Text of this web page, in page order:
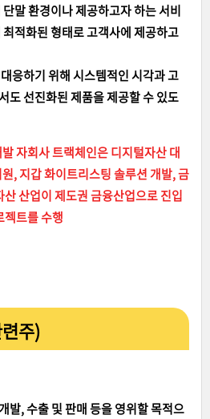
말 환경이나 제공하고자 하는 서비
적화된 형태로 고객사에 제공하고
응하기 위해 시스템적인 시각과 고
도 선진화된 제품을 제공할 수 있도
자회사 트랙체인은 디지털자산 대
, 지갑 화이트리스팅 솔루션 개발, 금
산업이 제도권 금융산업으로 진입
젝트를 수행
주)
발, 수출 및 판매 등을 영위할 목적으